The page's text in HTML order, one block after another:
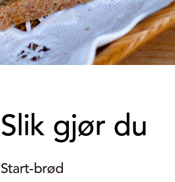
Slik gjør du
Start-brød